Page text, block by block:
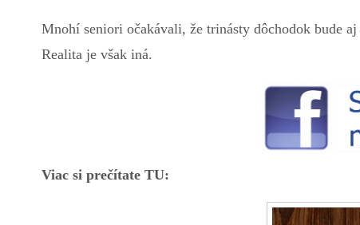
Mnohí seniori očakávali, že trinásty dôchodok bude
Realita je však iná.
Viac si prečítate TU: